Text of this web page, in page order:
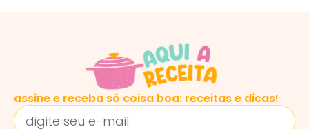
assine e receba só coisa boa: receitas e dicas!